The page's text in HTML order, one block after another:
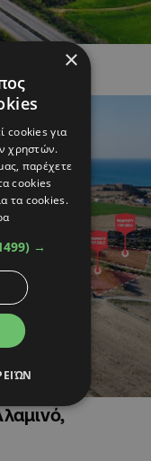
×
cookies για
χρηστών.
παρέχετε
cookies
τα cookies.
→